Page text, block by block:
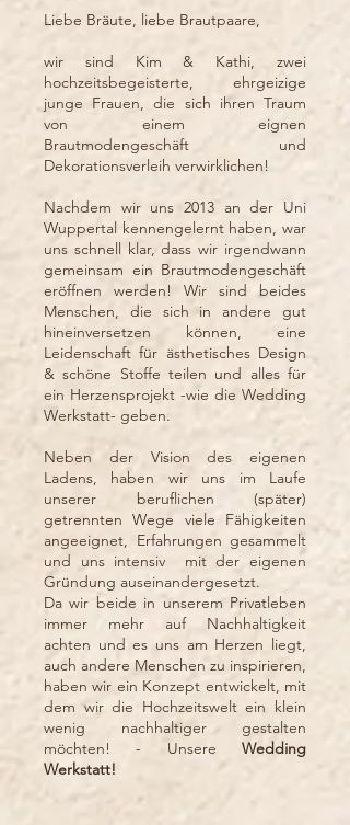
Liebe Bräute, liebe Brautpaare,
wir sind Kim & Kathi, zwei
hochzeitsbegeisterte, ehrgeizige
junge Frauen, die sich ihren Traum
von einem eignen
Brautmodengeschäft und
Dekorationsverleih verwirklichen!
Nachdem wir uns 2013 an der Uni
Wuppertal kennengelernt haben, war
uns schnell klar, dass wir irgendwann
gemeinsam ein Brautmodengeschäft
eröffnen werden! Wir sind beides
Menschen, die sich in andere gut
hineinversetzen können, eine
Leidenschaft für ästhetisches Design
& schöne Stoffe teilen und alles für
ein Herzensprojekt -wie die Wedding
Werkstatt- geben.
Neben der Vision des eigenen
Ladens, haben wir uns im Laufe
unserer beruflichen (später)
getrennten Wege viele Fähigkeiten
angeeignet, Erfahrungen gesammelt
und uns intensiv mit der eigenen
Gründung auseinandergesetzt.
Da wir beide in unserem Privatleben
immer mehr auf Nachhaltigkeit
achten und es uns am Herzen liegt,
auch andere Menschen zu inspirieren,
haben wir ein Konzept entwickelt, mit
dem wir die Hochzeitswelt ein klein
wenig nachhaltiger gestalten
möchten! - Unsere Wedding
Werkstatt!